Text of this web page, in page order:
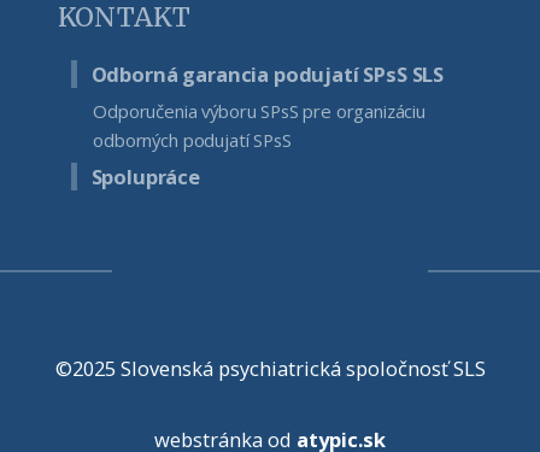
KONTAKT
Odborná garancia podujatí SPsS SLS
Odporučenia výboru SPsS pre organizáciu
odborných podujatí SPsS
Spolupráce
©2025 Slovenská psychiatrická spoločnosť SLS
webstránka od atypic.sk